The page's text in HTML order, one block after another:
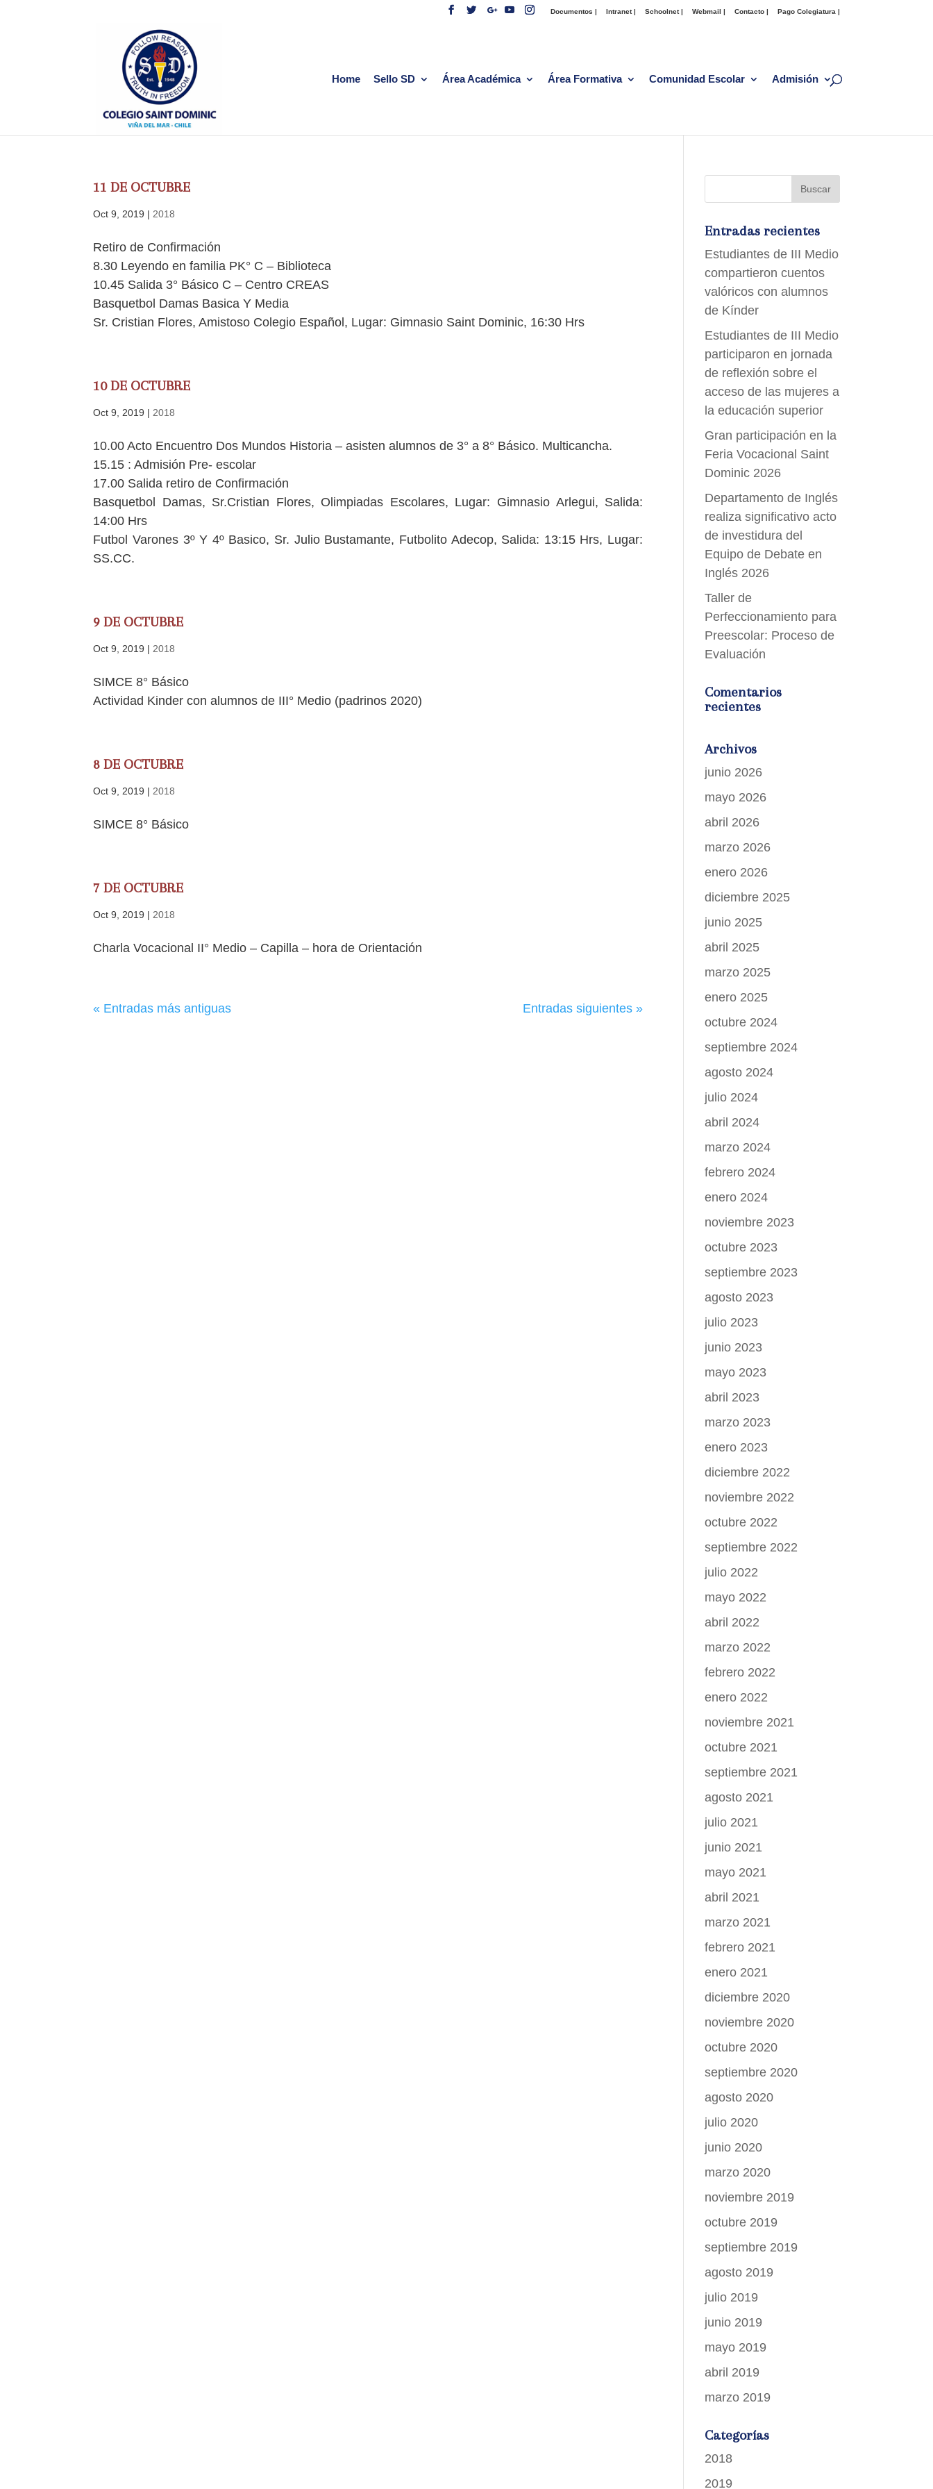
Documentos | Intranet | Schoolnet | Webmail | Contacto | Pago Colegiatura |
Home Sello SD Área Académica Área Formativa Comunidad Escolar Admisión
11 DE OCTUBRE
Oct 9, 2019 | 2018
Retiro de Confirmación
8.30 Leyendo en familia PK° C – Biblioteca
10.45 Salida 3° Básico C – Centro CREAS
Basquetbol Damas Basica Y Media
Sr. Cristian Flores, Amistoso Colegio Español, Lugar: Gimnasio Saint Dominic, 16:30 Hrs
10 DE OCTUBRE
Oct 9, 2019 | 2018
10.00 Acto Encuentro Dos Mundos Historia – asisten alumnos de 3° a 8° Básico. Multicancha.
15.15 : Admisión Pre- escolar
17.00 Salida retiro de Confirmación
Basquetbol Damas, Sr.Cristian Flores, Olimpiadas Escolares, Lugar: Gimnasio Arlegui, Salida:
14:00 Hrs
Futbol Varones 3º Y 4º Basico, Sr. Julio Bustamante, Futbolito Adecop, Salida: 13:15 Hrs, Lugar:
SS.CC.
9 DE OCTUBRE
Oct 9, 2019 | 2018
SIMCE 8° Básico
Actividad Kinder con alumnos de III° Medio (padrinos 2020)
8 DE OCTUBRE
Oct 9, 2019 | 2018
SIMCE 8° Básico
7 DE OCTUBRE
Oct 9, 2019 | 2018
Charla Vocacional II° Medio – Capilla – hora de Orientación
« Entradas más antiguas Entradas siguientes »
Entradas recientes
Estudiantes de III Medio
compartieron cuentos
valóricos con alumnos
de Kínder
Estudiantes de III Medio
participaron en jornada
de reflexión sobre el
acceso de las mujeres a
la educación superior
Gran participación en la
Feria Vocacional Saint
Dominic 2026
Departamento de Inglés
realiza significativo acto
de investidura del
Equipo de Debate en
Inglés 2026
Taller de
Perfeccionamiento para
Preescolar: Proceso de
Evaluación
Comentarios
recientes
Archivos
junio 2026
mayo 2026
abril 2026
marzo 2026
enero 2026
diciembre 2025
junio 2025
abril 2025
marzo 2025
enero 2025
octubre 2024
septiembre 2024
agosto 2024
julio 2024
abril 2024
marzo 2024
febrero 2024
enero 2024
noviembre 2023
octubre 2023
septiembre 2023
agosto 2023
julio 2023
junio 2023
mayo 2023
abril 2023
marzo 2023
enero 2023
diciembre 2022
noviembre 2022
octubre 2022
septiembre 2022
julio 2022
mayo 2022
abril 2022
marzo 2022
febrero 2022
enero 2022
noviembre 2021
octubre 2021
septiembre 2021
agosto 2021
julio 2021
junio 2021
mayo 2021
abril 2021
marzo 2021
febrero 2021
enero 2021
diciembre 2020
noviembre 2020
octubre 2020
septiembre 2020
agosto 2020
julio 2020
junio 2020
marzo 2020
noviembre 2019
octubre 2019
septiembre 2019
agosto 2019
julio 2019
junio 2019
mayo 2019
abril 2019
marzo 2019
Categorías
2018
2019